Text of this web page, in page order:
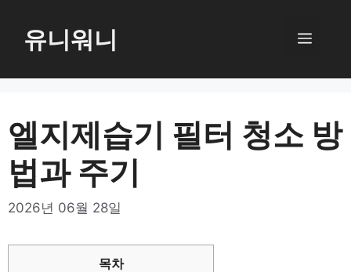
로
너
기
유니워니 메
엘지제습기 필터 청소 방
법과 주기
2026년 06월 28일
목차